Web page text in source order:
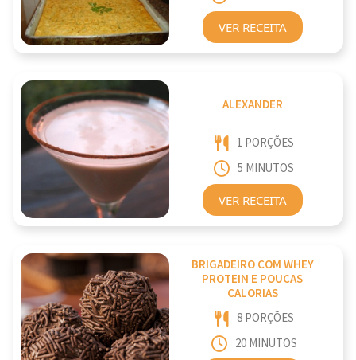
VER RECEITA
ALEXANDER
1 PORÇÕES
5 MINUTOS
VER RECEITA
BRIGADEIRO COM WHEY
PROTEIN E POUCAS
CALORIAS
8 PORÇÕES
20 MINUTOS